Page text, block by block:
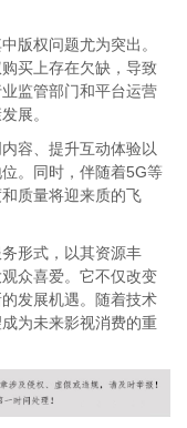
版权问题尤为突出。
买上存在欠缺，导致
监管部门和平台运营
展。
容、提升互动体验以
。同时，伴随着5G等
质量将迎来质的飞
形式，以其资源丰
众喜爱。它不仅改变
发展机遇。随着技术
为未来影视消费的重